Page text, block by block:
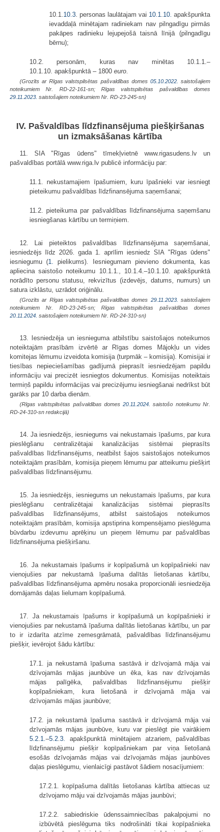
10.1.10.3. personas laulātajam vai 10.1.10. apakšpunkta
ievaddaļā minētajam radiniekam nav pilngadīgu pirmās
pakāpes radinieku lejupejošā taisnā līnijā (pilngadīgu
bērnu);
10.2. personām, kuras nav minētas 10.1.1.–
10.1.10. apakšpunktā – 1800 euro.
(Grozīts ar Rīgas valstspilsētas pašvaldības domes 05.10.2022.
saistošajiem
noteikumiem Nr. RD-22-161-sn;Rīgas valstspilsētas pašvaldības domes
29.11.2023. saistošajiem noteikumiem Nr. RD-23-245-sn)
IV. Pašvaldības līdzfinansējuma piešķiršanas
un izmaksāšanas kārtība
11. SIA "Rīgas ūdens" tīmekļvietnē www.rigasudens.lv un
pašvaldības portālā www.riga.lv publicē informāciju par:
11.1. nekustamajiem īpašumiem, kuru īpašnieki var iesniegt
pieteikumu pašvaldības līdzfinansējuma saņemšanai;
11.2. pieteikuma par pašvaldības līdzfinansējuma saņemšanu
iesniegšanas kārtību un termiņiem.
12. Lai pieteiktos pašvaldības līdzfinansējuma saņemšanai,
iesniedzējs līdz 2026. gada 1. aprīlim iesniedz SIA "Rīgas ūdens"
iesniegumu (1.
pielikums). Iesniegumam pievieno dokumenta, kas
apliecina saistošo noteikumu 10.1.1., 10.1.4.–10.1.10. apakšpunktā
norādīto personu statusu, rekvizītus (izdevējs, datums, numurs) un
satura izklāstu, uzrādot oriģinālu.
(Grozīts ar Rīgas valstspilsētas pašvaldības domes 29.11.2023.
saistošajiem
noteikumiem Nr. RD-23-245-sn; Rīgas valstspilsētas pašvaldības domes
20.11.2024. saistošajiem noteikumiem Nr. RD-24-310-sn)
13. Iesniedzēja un iesnieguma atbilstību saistošajos noteikumos
noteiktajām prasībām izvērtē ar Rīgas domes Mājokļu un vides
komitejas lēmumu izveidota komisija (turpmāk – komisija). Komisijai ir
tiesības nepieciešamības gadījumā pieprasīt iesniedzējam papildu
informāciju vai precizēt iesniegtos dokumentus. Komisijas noteiktais
termiņš papildu informācijas vai precizējumu iesniegšanai nedrīkst būt
garāks par 10 darba dienām.
(Rīgas valstspilsētas pašvaldības domes20.11.2024.
saistošo noteikumu Nr.
RD-24-310-sn redakcijā)
14. Ja iesniedzējs, iesniegums vai nekustamais īpašums, par kura
pieslēgšanu centralizētajai kanalizācijas sistēmai pieprasīts
pašvaldības līdzfinansējums, neatbilst šajos saistošajos noteikumos
noteiktajām prasībām, komisija pieņem lēmumu par atteikumu piešķirt
pašvaldības līdzfinansējumu.
15. Ja iesniedzējs, iesniegums un nekustamais īpašums, par kura
pieslēgšanu centralizētajai kanalizācijas sistēmai pieprasīts
pašvaldības līdzfinansējums, atbilst saistošajos noteikumos
noteiktajām prasībām, komisija apstiprina kompensējamo pieslēguma
būvdarbu izdevumu aprēķinu un pieņem lēmumu par pašvaldības
līdzfinansējuma piešķiršanu.
16. Ja nekustamais īpašums ir kopīpašumā un kopīpašnieki nav
vienojušies par nekustamā īpašuma dalītās lietošanas kārtību,
pašvaldības līdzfinansējuma apmēru nosaka proporcionāli iesniedzēja
domājamās daļas lielumam kopīpašumā.
17. Ja nekustamais īpašums ir kopīpašumā un kopīpašnieki ir
vienojušies par nekustamā īpašuma dalītās lietošanas kārtību, un par
to ir izdarīta atzīme zemesgrāmatā, pašvaldības līdzfinansējumu
piešķir, ievērojot šādu kārtību:
17.1. ja nekustamā īpašuma sastāvā ir dzīvojamā māja vai
dzīvojamās mājas jaunbūve un ēka, kas nav dzīvojamās
mājas palīgēka, pašvaldības līdzfinansējumu piešķir
kopīpašniekam, kura lietošanā ir dzīvojamā māja vai
dzīvojamās mājas jaunbūve;
17.2. ja nekustamā īpašuma sastāvā ir dzīvojamā māja vai
dzīvojamās mājas jaunbūve, kuru var pieslēgt pie vairākiem
5.2 1. –5.2 3.
apakšpunktā minētajiem atzariem, pašvaldības
līdzfinansējumu piešķir kopīpašniekam par viņa lietošanā
esošās dzīvojamās mājas vai dzīvojamās mājas jaunbūves
daļas pieslēgumu, vienlaicīgi pastāvot šādiem nosacījumiem:
17.2.1. kopīpašuma dalītās lietošanas kārtība attiecas uz
dzīvojamo māju vai dzīvojamās mājas jaunbūvi;
17.2.2. sabiedriskie ūdenssaimniecības pakalpojumi no
izbūvētā pieslēguma tiks nodrošināti tikai kopīpašnieka